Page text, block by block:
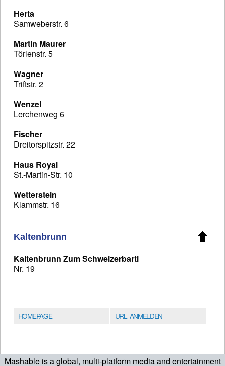
Mashable is a global, multi-platform media and entertainment
Herta
Samweberstr. 6
Martin Maurer
Törlenstr. 5
Wagner
Triftstr. 2
Wenzel
Lerchenweg 6
Fischer
Dreitorspitzstr. 22
Haus Royal
St.-Martin-Str. 10
Wetterstein
Klammstr. 16
Kaltenbrunn
Kaltenbrunn Zum Schweizerbartl
Nr. 19
HOMEPAGE URL ANMELDEN